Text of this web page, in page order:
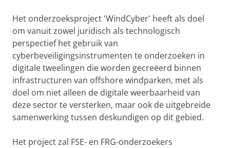
Het onderzoeksproject 'WindCyber' heeft als doel
om vanuit zowel juridisch als technologisch
perspectief het gebruik van
cyberbeveiligingsinstrumenten te onderzoeken in
digitale tweelingen die worden gecreëerd binnen
infrastructuren van offshore windparken, met als
doel om niet alleen de digitale weerbaarheid van
deze sector te versterken, maar ook de uitgebreide
samenwerking tussen deskundigen op dit gebied.
Het project zal FSE- en FRG-onderzoekers